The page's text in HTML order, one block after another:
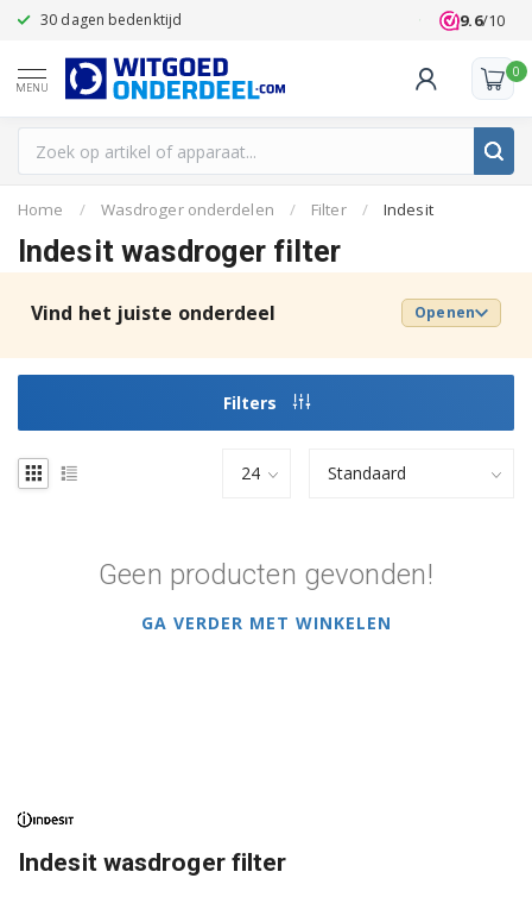
30 dagen bedenktijd Klanten
9.6/10
MENU
0
Home / Wasdroger onderdelen / Filter / Indesit
Indesit wasdroger filter
Vind het juiste onderdeel Openen
Filters
Geen producten gevonden!
GA VERDER MET WINKELEN
Indesit wasdroger filter